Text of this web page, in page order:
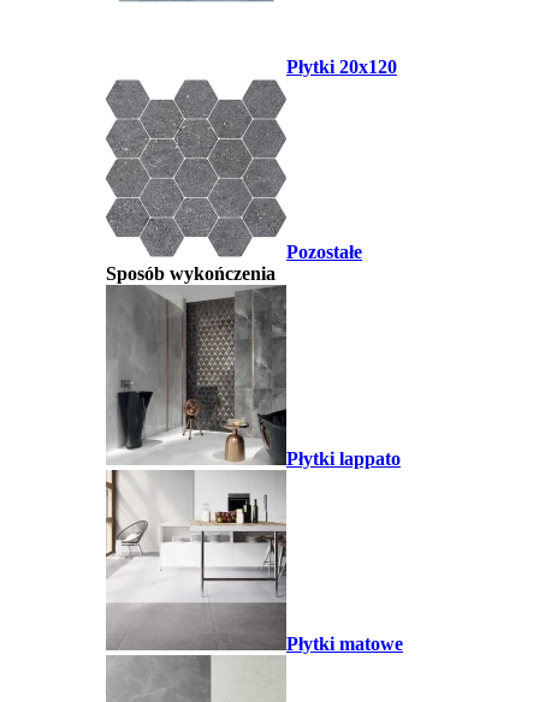
Płytki 20x120
Pozostałe
Sposób wykończenia
Płytki lappato
Płytki matowe